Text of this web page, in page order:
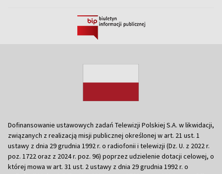
Dofinansowanie ustawowych zadań Telewizji Polskiej S.A. w likwidacji,
związanych z realizacją misji publicznej określonej w art. 21 ust. 1
ustawy z dnia 29 grudnia 1992 r. o radiofonii i telewizji (Dz. U. z 2022 r.
poz. 1722 oraz z 2024 r. poz. 96) poprzez udzielenie dotacji celowej, o
której mowa w art. 31 ust. 2 ustawy z dnia 29 grudnia 1992 r. o